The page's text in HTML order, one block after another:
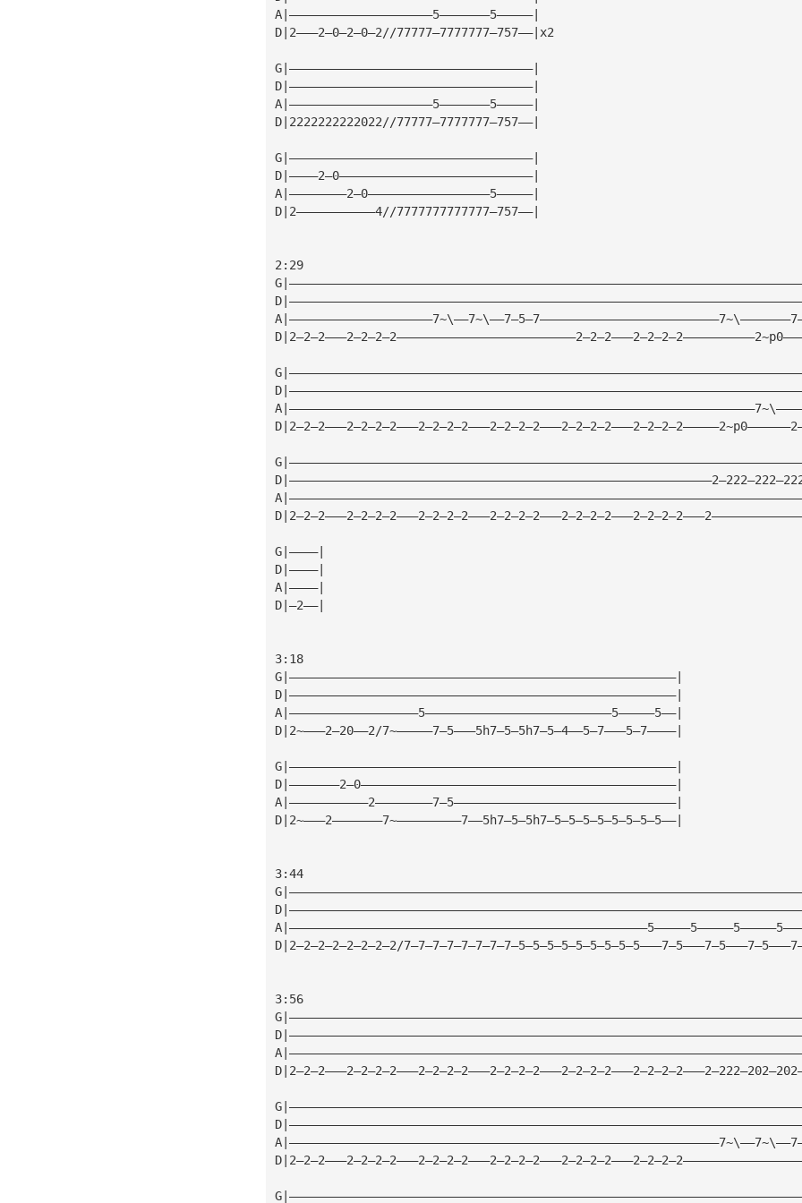
A|————————————————————5———————5—————|
D|2———2—0—2—0—2//77777—7777777—757——|x2
G|——————————————————————————————————|
D|——————————————————————————————————|
A|————————————————————5———————5—————|
D|2222222222022//77777—7777777—757——|
G|——————————————————————————————————|
D|————2—0———————————————————————————|
A|————————2—0—————————————————5—————|
D|2———————————4//7777777777777—757——|
2:29
G|————|
D|————|
A|————|
D|—2——|
3:18
G|——————————————————————————————————————————————————————|
D|——————————————————————————————————————————————————————|
A|——————————————————5——————————————————————————5—————5——|
D|2~———2—20——2/7~—————7—5———5h7—5—5h7—5—4——5—7———5—7————|
G|——————————————————————————————————————————————————————|
D|———————2—0————————————————————————————————————————————|
A|———————————2————————7—5———————————————————————————————|
D|2~———2———————7~—————————7——5h7—5—5h7—5—5—5—5—5—5—5—5——|
3:44
D|2—2—2—2—2—2—2—2/
3:56